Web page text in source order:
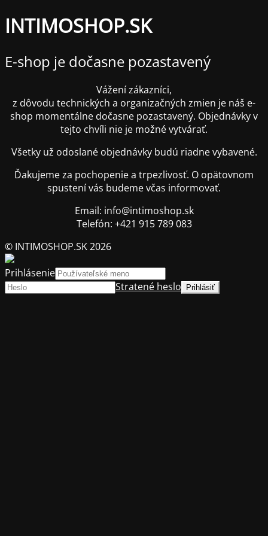
INTIMOSHOP.SK
E-shop je dočasne pozastavený
Vážení zákazníci,
z dôvodu technických a organizačných zmien je náš e-
shop momentálne dočasne pozastavený. Objednávky v
tejto chvíli nie je možné vytvárať.
Všetky už odoslané objednávky budú riadne vybavené.
Ďakujeme za pochopenie a trpezlivosť. O opätovnom
spustení vás budeme včas informovať.
Email: info@intimoshop.sk
Telefón: +421 915 789 083
© INTIMOSHOP.SK 2026
Prihlásenie
Stratené heslo